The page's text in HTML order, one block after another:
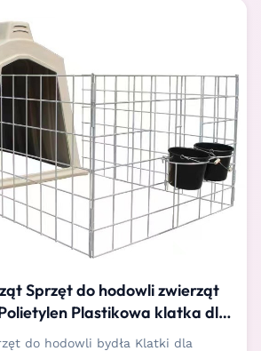
Sprzęt do hodowli zwierząt
Plastikowa klatka dla
do hodowli bydła Klatki dla